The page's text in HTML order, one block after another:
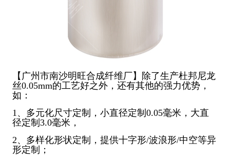
【广州市南沙明旺合成纤维厂】除了生产杜邦尼龙
丝0.05mm的工艺好之外，还有其他的强力优势，
如：
1、多元化尺寸定制，小直径定制0.05毫米，大直
径定制3.0毫米，
2、多样化形状定制，提供十字形/波浪形/中空等异
形定制；